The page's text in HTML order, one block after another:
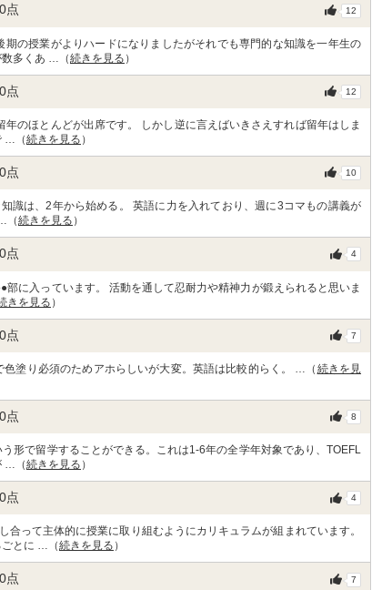
点 12
の授業がよりハードになりましたがそれでも専門的な知識を一年生の
数多くあ …（続きを見る ）
点 12
のほとんどが出席です。 しかし逆に言えばいきさえすれば留年はしま
…（続きを見る ）
点 10
識は、2年から始める。 英語に力を入れており、週に3コマもの講義が
（続きを見る ）
点 4
に入っています。 活動を通して忍耐力や精神力が鍛えられると思いま
きを見る ）
点 7
塗り必須のためアホらしいが大変。英語は比較的らく。 …（ 続きを見
点 8
形で留学することができる。これは1-6年の全学年対象であり、TOEFL
…（続きを見る ）
点 4
って主体的に授業に取り組むようにカリキュラムが組まれています。
ごとに …（続きを見る ）
点 7